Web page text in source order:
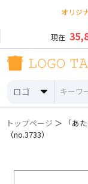
オリジ
現在
ロゴ
トップページ ＞ 「あ
（no.3733）